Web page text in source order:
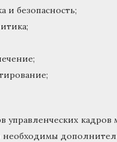
и безопасность;
кадров